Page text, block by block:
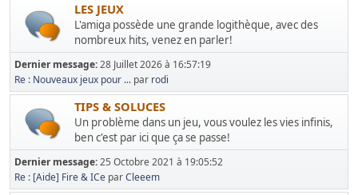
LES JEUX
L'amiga possède une grande logithèque, avec des
nombreux hits, venez en parler!
Dernier message:28 Juillet 2026 à 16:57:19
Re : Nouveaux jeux pour ... par rodi
TIPS & SOLUCES
Un problème dans un jeu, vous voulez les vies infinis,
ben c'est par ici que ça se passe!
Dernier message:25 Octobre 2021 à 19:05:52
Re : [Aide] Fire & ICe parCleeem